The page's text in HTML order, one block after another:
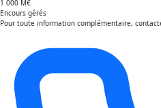
1 000 M€
Encours gérés
Pour toute information complémentaire,